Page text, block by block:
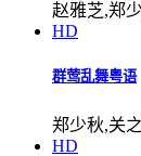
赵雅芝,郑
HD
群莺乱舞粤语
郑少秋,关
HD